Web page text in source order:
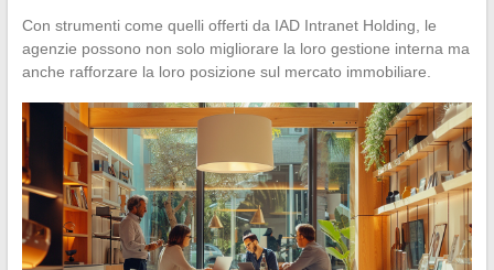
Con strumenti come quelli offerti da IAD Intranet Holding, le
agenzie possono non solo migliorare la loro gestione interna ma
anche rafforzare la loro posizione sul mercato immobiliare.